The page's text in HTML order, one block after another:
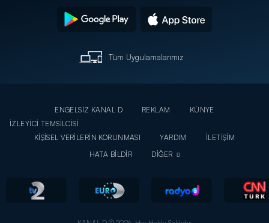
Tüm Uygulamalarımız
ENGELSİZ KANAL D REKLAM
KÜNYE
İZLEYİCİ TEMSİLCİSİ
KİŞİSEL VERİLERİN KORUNMASI
YARDIM
İLETİŞİM
HATA BİLDİR
DİĞER